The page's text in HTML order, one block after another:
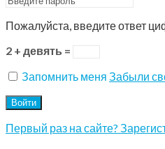
Пожалуйста, введите ответ
2 + девять =
Запомнить меня Забыли
Войти
Первый раз на сайте?